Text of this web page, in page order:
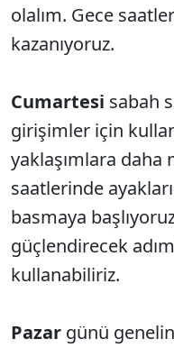
olalım. Gece
kazanıyoruz.
Cumartesi sabah
girişimler için
yaklaşımlara daha
saatlerinde
basmaya
güçlendirecek
kullanabiliriz.
Pazar günü